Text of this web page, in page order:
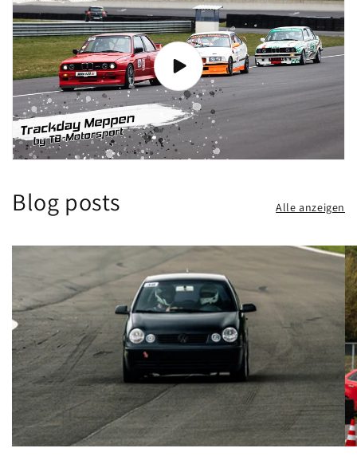
Blog posts Alle anzeigen